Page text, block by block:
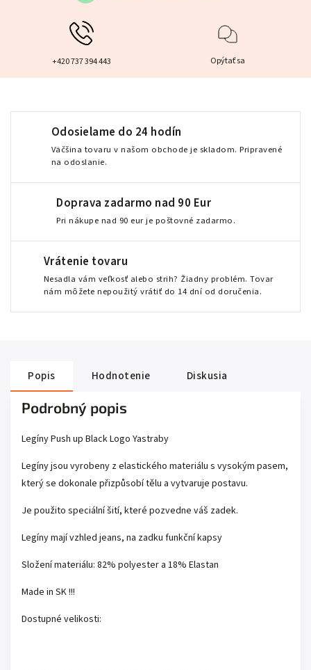
+420 737 394 443 Opýtať sa
Odosielame do 24 hodín
Väčšina tovaru v našom obchode je skladom. Pripravené
na odoslanie.
Doprava zadarmo nad 90 Eur
Pri nákupe nad 90 eur je poštovné zadarmo.
Vrátenie tovaru
Nesadla vám veľkosť alebo strih? Žiadny problém. Tovar
nám môžete nepoužitý vrátiť do 14 dní od doručenia.
Popis Hodnotenie Diskusia
Podrobný popis
Legíny Push up Black Logo Yastraby
Legíny jsou vyrobeny z elastického materiálu s vysokým pasem,
který se dokonale přizpůsobí tělu a vytvaruje postavu.
Je použito speciální šití, které pozvedne váš zadek.
Legíny mají vzhled jeans, na zadku funkční kapsy
Složení materiálu: 82% polyester a 18% Elastan
Made in SK !!!
Dostupné velikosti: